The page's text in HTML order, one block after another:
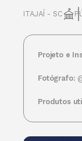
ITAJAÍ - SC
Projeto e
Fotógrafo:
Produtos